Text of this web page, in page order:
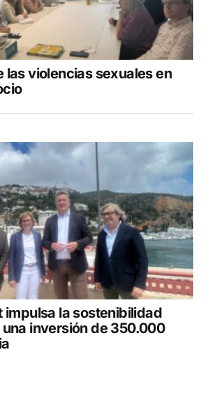
las violencias sexuales en
impulsa la sostenibilidad
inversión de 350.000